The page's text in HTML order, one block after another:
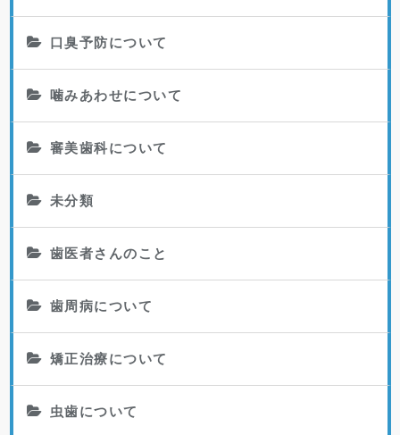
口臭予防について
噛みあわせについて
審美歯科について
未分類
歯医者さんのこと
歯周病について
矯正治療について
虫歯について